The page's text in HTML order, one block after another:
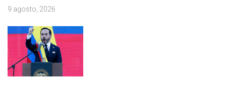
9 agosto, 2026